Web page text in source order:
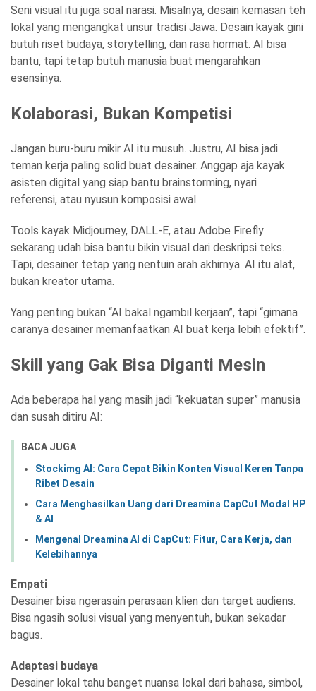
Seni visual itu juga soal narasi. Misalnya, desain kemasan teh
lokal yang mengangkat unsur tradisi Jawa. Desain kayak gini
butuh riset budaya, storytelling, dan rasa hormat. AI bisa
bantu, tapi tetap butuh manusia buat mengarahkan
esensinya.
Kolaborasi, Bukan Kompetisi
Jangan buru-buru mikir AI itu musuh. Justru, AI bisa jadi
teman kerja paling solid buat desainer. Anggap aja kayak
asisten digital yang siap bantu brainstorming, nyari
referensi, atau nyusun komposisi awal.
Tools kayak Midjourney, DALL-E, atau Adobe Firefly
sekarang udah bisa bantu bikin visual dari deskripsi teks.
Tapi, desainer tetap yang nentuin arah akhirnya. AI itu alat,
bukan kreator utama.
Yang penting bukan “AI bakal ngambil kerjaan”, tapi “gimana
caranya desainer memanfaatkan AI buat kerja lebih efektif”.
Skill yang Gak Bisa Diganti Mesin
Ada beberapa hal yang masih jadi “kekuatan super” manusia
dan susah ditiru AI:
BACA JUGA
Stockimg AI: Cara Cepat Bikin Konten Visual Keren Tanpa
Ribet Desain
Cara Menghasilkan Uang dari Dreamina CapCut Modal HP
& AI
Mengenal Dreamina AI di CapCut: Fitur, Cara Kerja, dan
Kelebihannya
Empati
Desainer bisa ngerasain perasaan klien dan target audiens.
Bisa ngasih solusi visual yang menyentuh, bukan sekadar
bagus.
Adaptasi budaya
Desainer lokal tahu banget nuansa lokal dari bahasa, simbol,